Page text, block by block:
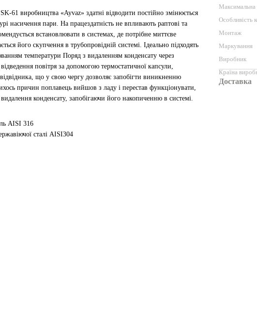
61 виробництва «Ayvaz» здатні відводити постійно змінюється
насичення пари. На працездатність не впливають раптові та
встановлювати в системах, де потрібне миттєве
його скупчення в трубопровідній системі. Ідеально підходять
температури Поряд з видаленням конденсату через
повітря за допомогою термостатичної капсули,
що у свою чергу дозволяє запобігти виникненню
причин поплавець вийшов з ладу і перестав функціонувати,
конденсату, запобігаючи його накопиченню в системі.
AISI 316
сталі AISI304
Максимальна
Особливість
Монтаж
Маркування
Виробник
Країна
Доставка